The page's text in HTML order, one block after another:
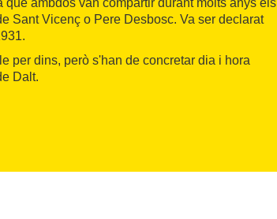
que ambdós van compartir durant molts anys els
Sant Vicenç o Pere Desbosc. Va ser declarat
per dins, però s'han de concretar dia i hora
Dalt.